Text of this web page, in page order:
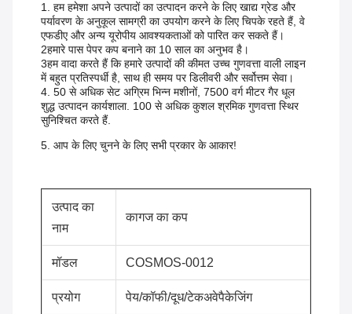
1. हम हमेशा अपने उत्पादों का उत्पादन करने के लिए खाद्य ग्रेड और
पर्यावरण के अनुकूल सामग्री का उपयोग करने के लिए चिपके रहते हैं, वे
एफडीए और अन्य यूरोपीय आवश्यकताओं को पारित कर सकते हैं।
2हमारे पास पेपर कप बनाने का 10 साल का अनुभव है।
3हम वादा करते हैं कि हमारे उत्पादों की कीमत उच्च गुणवत्ता वाली लाइन
में बहुत प्रतिस्पर्धी है, साथ ही समय पर डिलीवरी और सर्वोत्तम सेवा।
4. 50 से अधिक सेट अग्रिम भिन्न मशीनों, 7500 वर्ग मीटर गैर धूल
शुद्ध उत्पादन कार्यशाला. 100 से अधिक कुशल श्रमिक गुणवत्ता स्थिर
सुनिश्चित करते हैं.
5. आप के लिए चुनने के लिए सभी प्रकार के आकार!
उत्पाद का
नाम
कागज का कप
मॉडल COSMOS-0012
प्रयोग पेय/कॉफी/दूध/टेकअवेपैकेजिंग